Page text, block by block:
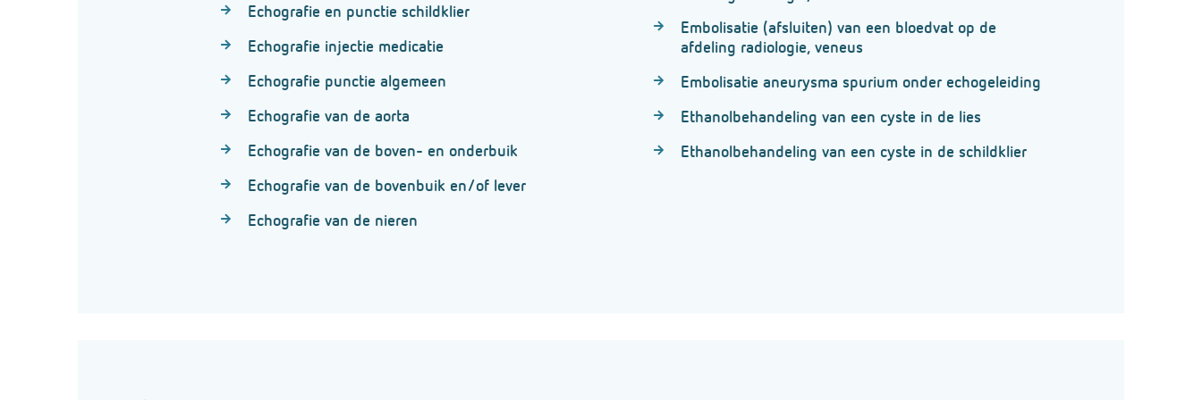
Echografie en punctie schildklier
Echografie injectie medicatie
Echografie punctie algemeen
Echografie van de aorta
Echografie van de boven- en onderbuik
Echografie van de bovenbuik en/of lever
Echografie van de nieren
Embolisatie (afsluiten) van een bloedvat op de
afdeling radiologie, veneus
Embolisatie aneurysma spurium onder echogeleiding
Ethanolbehandeling van een cyste in de lies
Ethanolbehandeling van een cyste in de schildklier